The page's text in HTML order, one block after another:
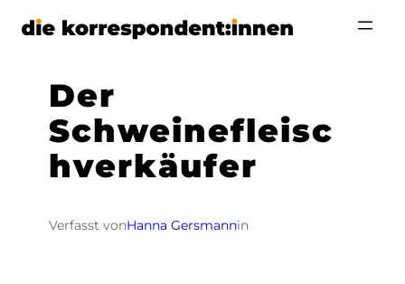
Zum
Der
Schweinefleisc
hverkäufer
Verfasst vonHanna Gersmannin